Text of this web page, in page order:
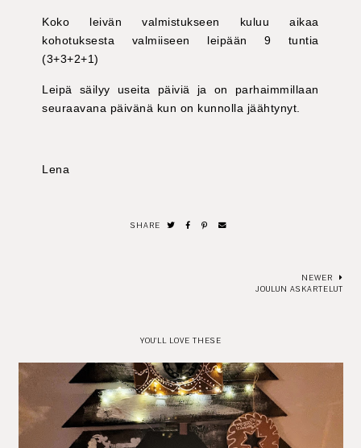
Koko leivän valmistukseen kuluu aikaa
kohotuksesta valmiiseen leipään 9 tuntia
(3+3+2+1)
Leipä säilyy useita päiviä ja on parhaimmillaan
seuraavana päivänä kun on kunnolla jäähtynyt.
Lena
SHARE
NEWER
JOULUN ASKARTELUT
YOU'LL LOVE THESE